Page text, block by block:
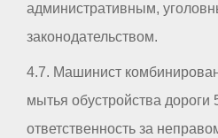
административным,
законодательством.
4.7. Машинист
мытья обустройства дороги
ответственность за